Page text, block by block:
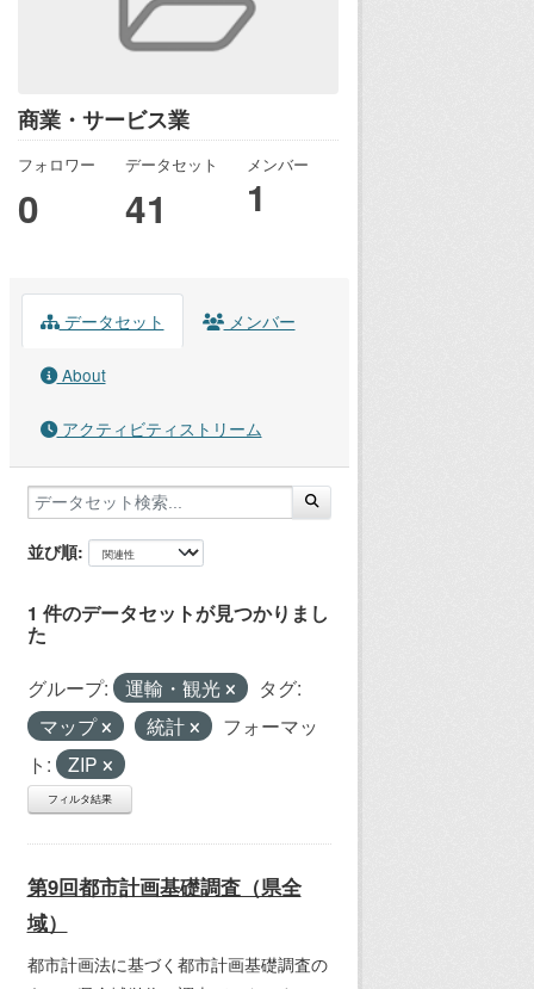
商業・サービス業
フォロワー
0
データセット
41
メンバー
1
データセット メンバー
About
アクティビティストリーム
並び順
1 件のデータセットが見つかりまし
た
グループ: 運輸・観光
タグ:
マップ
統計
フォーマッ
ト:
ZIP
フィルタ結果
第9回都市計画基礎調査（県全
域）
都市計画法に基づく都市計画基礎調査の